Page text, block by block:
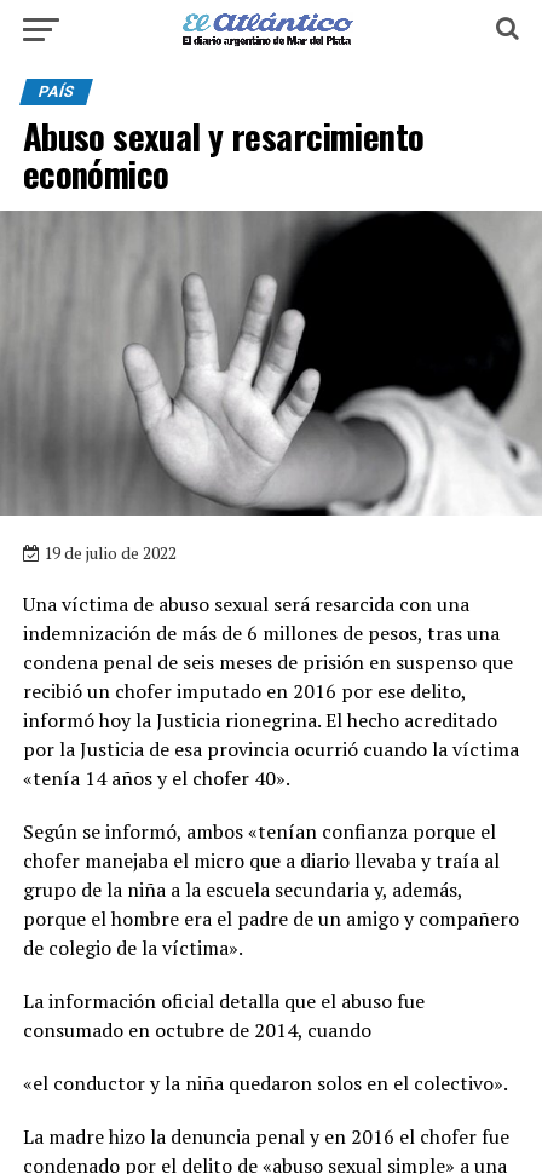
PAÍS
Abuso sexual y resarcimiento
económico
19 de julio de 2022
Una víctima de abuso sexual será resarcida con una
indemnización de más de 6 millones de pesos, tras una
condena penal de seis meses de prisión en suspenso que
recibió un chofer imputado en 2016 por ese delito,
informó hoy la Justicia rionegrina. El hecho acreditado
por la Justicia de esa provincia ocurrió cuando la víctima
«tenía 14 años y el chofer 40».
Según se informó, ambos «tenían confianza porque el
chofer manejaba el micro que a diario llevaba y traía al
grupo de la niña a la escuela secundaria y, además,
porque el hombre era el padre de un amigo y compañero
de colegio de la víctima».
La información oficial detalla que el abuso fue
consumado en octubre de 2014, cuando
«el conductor y la niña quedaron solos en el colectivo».
La madre hizo la denuncia penal y en 2016 el chofer fue
condenado por el delito de «abuso sexual simple» a una